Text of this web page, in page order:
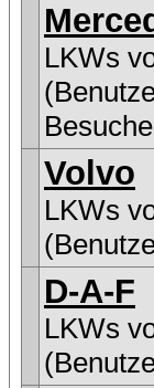
LKWs
Volvo
LKWs
D-A-F
LKWs